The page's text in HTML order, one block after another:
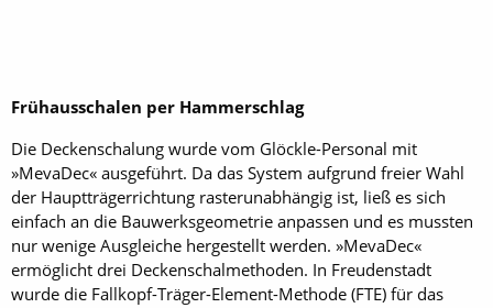
Frühausschalen per Hammerschlag
Die Deckenschalung wurde vom Glöckle-Personal mit
»MevaDec« ausgeführt. Da das System aufgrund freier Wahl
der Hauptträgerrichtung rasterunabhängig ist, ließ es sich
einfach an die Bauwerksgeometrie anpassen und es mussten
nur wenige Ausgleiche hergestellt werden. »MevaDec«
ermöglicht drei Deckenschalmethoden. In Freudenstadt
wurde die Fallkopf-Träger-Element-Methode (FTE) für das